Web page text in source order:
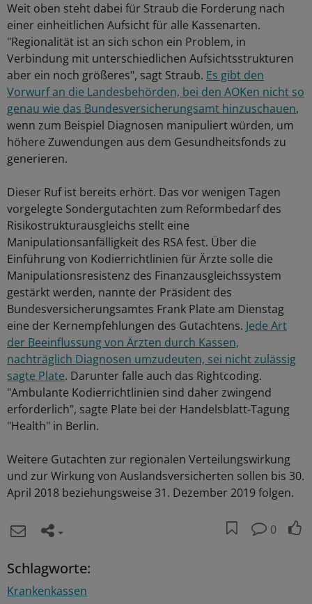
Weit oben steht dabei für Straub die Forderung nach
einer einheitlichen Aufsicht für alle Kassenarten.
"Regionalität ist an sich schon ein Problem, in
Verbindung mit unterschiedlichen Aufsichtsstrukturen
aber ein noch größeres", sagt Straub. Es gibt den
Vorwurf an die Landesbehörden, bei den AOKen nicht so
genau wie das Bundesversicherungsamt hinzuschauen,
wenn zum Beispiel Diagnosen manipuliert würden, um
höhere Zuwendungen aus dem Gesundheitsfonds zu
generieren.
Dieser Ruf ist bereits erhört. Das vor wenigen Tagen
vorgelegte Sondergutachten zum Reformbedarf des
Risikostrukturausgleichs stellt eine
Manipulationsanfälligkeit des RSA fest. Über die
Einführung von Kodierrichtlinien für Ärzte solle die
Manipulationsresistenz des Finanzausgleichssystem
gestärkt werden, nannte der Präsident des
Bundesversicherungsamtes Frank Plate am Dienstag
eine der Kernempfehlungen des Gutachtens. Jede Art
der Beeinflussung von Ärzten durch Kassen,
nachträglich Diagnosen umzudeuten, sei nicht zulässig
sagte Plate. Darunter falle auch das Rightcoding.
"Ambulante Kodierrichtlinien sind daher zwingend
erforderlich", sagte Plate bei der Handelsblatt-Tagung
"Health" in Berlin.
Weitere Gutachten zur regionalen Verteilungswirkung
und zur Wirkung von Auslandsversicherten sollen bis 30.
April 2018 beziehungsweise 31. Dezember 2019 folgen.
0
Schlagworte:
Krankenkassen